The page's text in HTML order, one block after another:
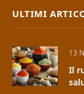
ULTIMI
13
Il